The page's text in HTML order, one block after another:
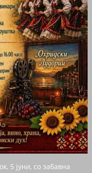
5 јуни, со забавна